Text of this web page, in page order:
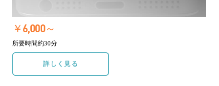
￥6,000～
所要時間約30分
詳しく見る